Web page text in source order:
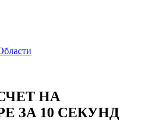
НА
ЗА 10 СЕКУНД